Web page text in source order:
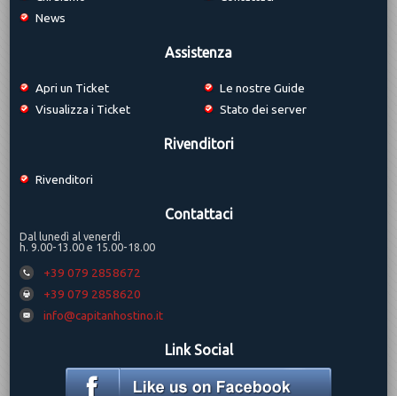
News
Assistenza
Apri un Ticket
Visualizza i Ticket
Le nostre Guide
Stato dei server
Rivenditori
Rivenditori
Contattaci
Dal lunedì al venerdì
h. 9.00-13.00 e 15.00-18.00
+39 079 2858672
+39 079 2858620
info@capitanhostino.it
Link Social